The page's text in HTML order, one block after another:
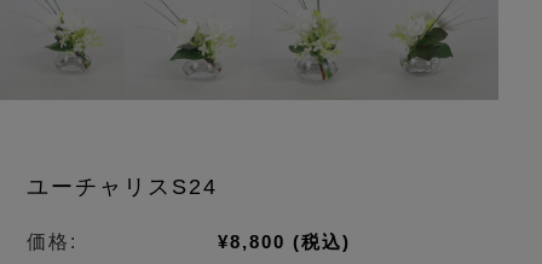
ユーチャリスS24
価格: ¥8,800 (税込)